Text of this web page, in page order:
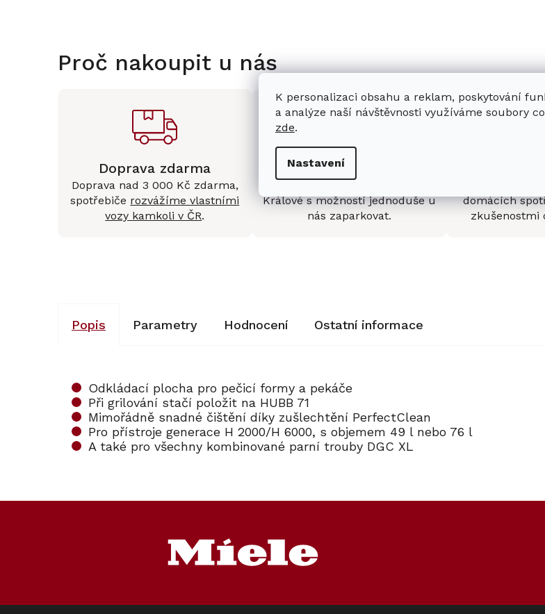
K personalizaci obsahu a reklam, poskytování
a analýze naší návštěvnosti využíváme soubory
zde.
Nastavení
Proč nakoupit u nás
Doprava zdarma
Doprava nad 3 000 Kč zdarma,
spotřebiče rozvážíme vlastními
vozy kamkoli v ČR.
Kamenná prodejna
Králové s možností jednoduše u
nás zaparkovat.
domácích
zkušenostmi
Popis Parametry Hodnocení Ostatní informace
Odkládací plocha pro pečicí formy a pekáče
Při grilování stačí položit na HUBB 71
Mimořádně snadné čištění díky zušlechtění PerfectClean
Pro přístroje generace H 2000/H 6000, s objemem 49 l nebo 76 l
A také pro všechny kombinované parní trouby DGC XL